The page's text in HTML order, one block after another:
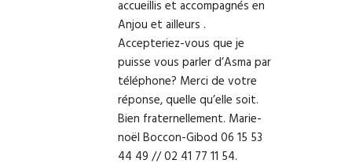
accueillis et accompagnés en
Anjou et ailleurs .
Accepteriez-vous que je
puisse vous parler d’Asma par
téléphone? Merci de votre
réponse, quelle qu’elle soit.
Bien fraternellement. Marie-
noël Boccon-Gibod 06 15 53
44 49 // 02 41 77 11 54.